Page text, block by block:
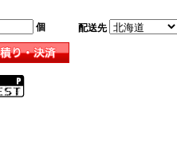
個 配送先